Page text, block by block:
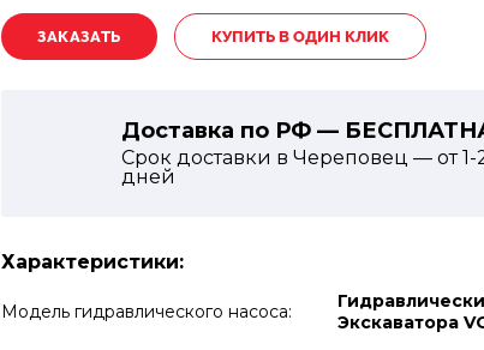
КУПИТЬ В ОДИН КЛИК
Доставка по РФ —
Срок доставки в Череповец — от1-
дней
Характеристики:
Модель гидравлического насоса:
Экскаватора